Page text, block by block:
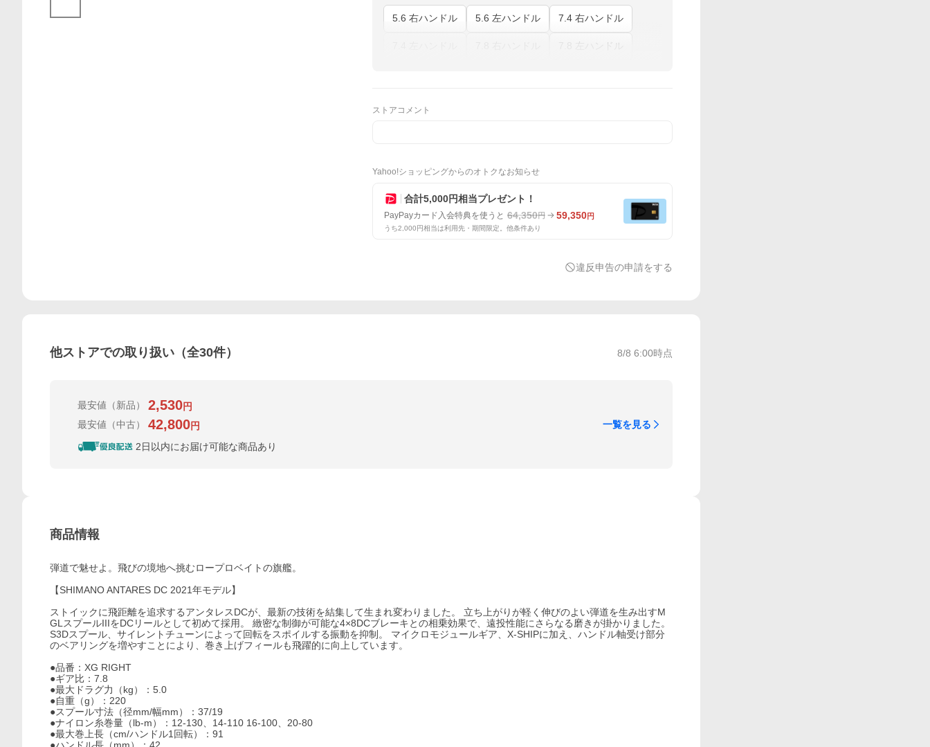
5.6 右ハンドル 5.6 左ハンドル 7.4 右ハンドル
7.8 左ハンドル
ストアコメント
Yahoo!ショッピングからのオトクなお知らせ
合計5,000円相当プレゼント！
PayPayカード入会特典を使うと 64,350円 59,350円
うち2,000円相当は利用先・期間限定。他条件あり
違反申告の申請をする
他ストアでの取り扱い（全30件） 8/8 6:00時点
最安値 （新品） 2,530円
最安値 （中古） 42,800円
2日以内にお届け可能な商品あり
一覧を見る
商品情報
弾道で魅せよ。飛びの境地へ挑むロープロベイトの旗艦。
【SHIMANO ANTARES DC 2021年モデル】
ストイックに飛距離を追求するアンタレスDCが、最新の技術を結集して生まれ変わりました。 立ち上がりが軽く伸びのよい弾道を生み出すM
GLスプールIIIをDCリールとして初めて採用。 緻密な制御が可能な4×8DCブレーキとの相乗効果で、遠投性能にさらなる磨きが掛かりました。
S3Dスプール、サイレントチューンによって回転をスポイルする振動を抑制。 マイクロモジュールギア、X-SHIPに加え、ハンドル軸受け部分
のベアリングを増やすことにより、巻き上げフィールも飛躍的に向上しています。
●品番：XG RIGHT
●ギア比：7.8
●最大ドラグ力（kg）：5.0
●自重（g）：220
●スプール寸法（径mm/幅mm）：37/19
●ナイロン糸巻量（lb-m）：12-130、14-110 16-100、20-80
●最大巻上長（cm/ハンドル1回転）：91